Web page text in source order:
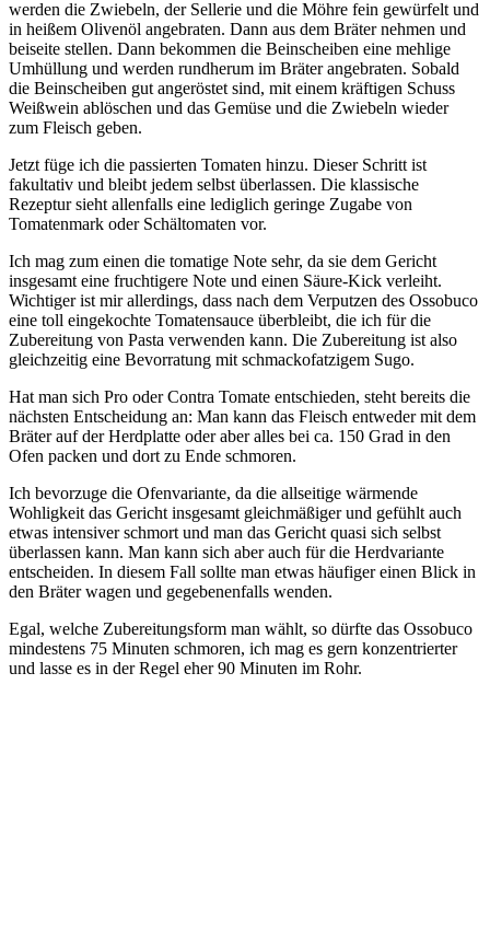
werden die Zwiebeln, der Sellerie und die Möhre fein gewürfelt und
in heißem Olivenöl angebraten. Dann aus dem Bräter nehmen und
beiseite stellen. Dann bekommen die Beinscheiben eine mehlige
Umhüllung und werden rundherum im Bräter angebraten. Sobald
die Beinscheiben gut angeröstet sind, mit einem kräftigen Schuss
Weißwein ablöschen und das Gemüse und die Zwiebeln wieder
zum Fleisch geben.
Jetzt füge ich die passierten Tomaten hinzu. Dieser Schritt ist
fakultativ und bleibt jedem selbst überlassen. Die klassische
Rezeptur sieht allenfalls eine lediglich geringe Zugabe von
Tomatenmark oder Schältomaten vor.
Ich mag zum einen die tomatige Note sehr, da sie dem Gericht
insgesamt eine fruchtigere Note und einen Säure-Kick verleiht.
Wichtiger ist mir allerdings, dass nach dem Verputzen des Ossobuco
eine toll eingekochte Tomatensauce überbleibt, die ich für die
Zubereitung von Pasta verwenden kann. Die Zubereitung ist also
gleichzeitig eine Bevorratung mit schmackofatzigem Sugo.
Hat man sich Pro oder Contra Tomate entschieden, steht bereits die
nächsten Entscheidung an: Man kann das Fleisch entweder mit dem
Bräter auf der Herdplatte oder aber alles bei ca. 150 Grad in den
Ofen packen und dort zu Ende schmoren.
Ich bevorzuge die Ofenvariante, da die allseitige wärmende
Wohligkeit das Gericht insgesamt gleichmäßiger und gefühlt auch
etwas intensiver schmort und man das Gericht quasi sich selbst
überlassen kann. Man kann sich aber auch für die Herdvariante
entscheiden. In diesem Fall sollte man etwas häufiger einen Blick in
den Bräter wagen und gegebenenfalls wenden.
Egal, welche Zubereitungsform man wählt, so dürfte das Ossobuco
mindestens 75 Minuten schmoren, ich mag es gern konzentrierter
und lasse es in der Regel eher 90 Minuten im Rohr.